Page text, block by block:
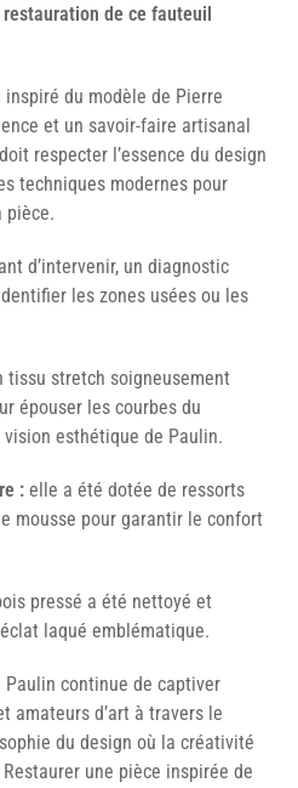
de ce fauteuil
du modèle de Pierre
et un savoir-faire artisanal
respecter l’essence du design
techniques modernes pour
pièce.
d’intervenir, un diagnostic
les zones usées ou les
tissu stretch soigneusement
épouser les courbes du
esthétique de Paulin.
: elle a été dotée de ressorts
mousse pour garantir le confort
pressé a été nettoyé et
laqué emblématique.
continue de captiver
amateurs d’art à travers le
du design où la créativité
une pièce inspirée de